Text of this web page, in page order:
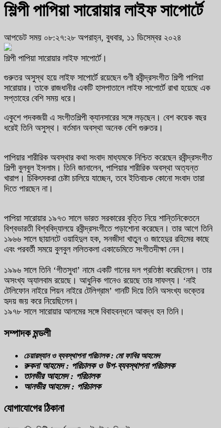
শিল্পী পাপিয়া সারোয়ার লাইফ সাপোর্টে
আপডেট সময় ০৮:২৭:২৮ অপরাহ্ন, বুধবার, ১১ ডিসেম্বর ২০২৪
শিল্পী পাপিয়া সারোয়ার লাইফ সাপোর্টে।
গুরুতর অসুস্থ হয়ে লাইফ সাপোর্টে রয়েছেন গুণী রবীন্দ্রসংগীত শিল্পী পাপিয়া
সারোয়ার। তাকে রাজধানীর একটি হাসপাতালে লাইফ সাপোর্টে রাখা হয়েছে এক
সপ্তাহের বেশি সময় ধরে।
একুশে পদকজয়ী এ সংগীতশিল্পী ক্যানসারের সঙ্গে লড়ছেন। বেশ কয়েক বছর
ধরেই তিনি অসুস্থ। বর্তমান অবস্থা অনেক বেশি গুরুতর।
পাপিয়ার শারীরিক অবস্থার কথা সংবাদ মাধ্যমকে নিশ্চিত করেছেন রবীন্দ্রসংগীত
শিল্পী বুলবুল ইসলাম। তিনি জানালেন, পাপিয়ার শারীরিক অবস্থা অত্যন্ত
খারাপ। চিকিৎসকরা চেষ্টা চালিয়ে যাচ্ছেন, তবে ইতিবাচক কোনো সংবাদ তারা
দিতে পারছেন না।
পাপিয়া সারোয়ার ১৯৭৩ সালে ভারত সরকারের বৃত্তি নিয়ে শান্তিনিকেতনে
বিশ্বভারতী বিশ্ববিদ্যালয়ে রবীন্দ্রসংগীতে পড়াশোনা করেছেন। তার আগে তিনি
১৯৬৬ সালে ছায়ানটে ওয়াহিদুল হক, সনজীদা খাতুন ও জাহেদুর রহিমের কাছে
এবং পরবর্তী সময়ে বুলবুল ললিতকলা একাডেমিতে সংগীতদীক্ষা নেন।
১৯৯৬ সালে তিনি ‘গীতসুধা’ নামে একটি গানের দল প্রতিষ্ঠা করেছিলেন। তার
অসংখ্য অ্যালবাম রয়েছে। আধুনিক গানেও রয়েছে তার সাফল্য। ‘নাই
টেলিফোন নাইরে পিয়ন নাইরে টেলিগ্রাম’ গানটি দিয়ে তিনি অসংখ্য ভক্তের
হৃদয় জয় করে নিয়েছিলেন।
১৯৭৮ সালে সারোয়ার আলমের সঙ্গে বিবাহবন্ধনে আবদ্ধ হন তিনি।
সম্পাদক মন্ডলী
চেয়ারম্যান ও ব্যবস্থাপনা পরিচালক : মো ফাবির আহমেদ
রুকনা আহমেদ : পরিচালক ও উপ-ব্যবস্থাপনা পরিচালক
তানভীর আহমেদ : পরিচালক
আনভীর আহমেদ : পরিচালক
যোগাযোগের ঠিকানা